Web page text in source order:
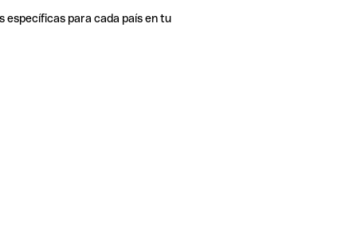
específicas para cada país en tu